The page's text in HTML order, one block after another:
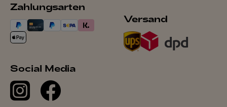
Zahlungsarten
Versand
Social Media